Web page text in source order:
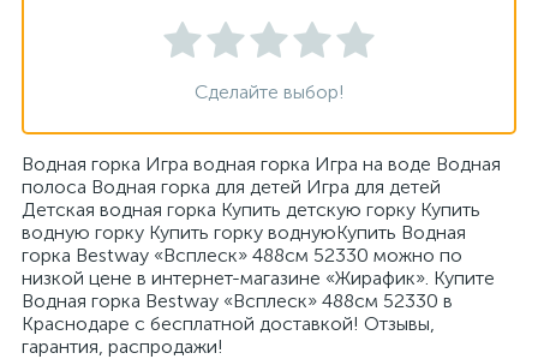
Сделайте выбор!
Водная горка Игра водная горка Игра на воде Водная
полоса Водная горка для детей Игра для детей
Детская водная горка Купить детскую горку Купить
водную горку Купить горку воднуюКупить Водная
горка Bestway «Всплеск» 488см 52330 можно по
низкой цене в интернет-магазине «Жирафик». Купите
Водная горка Bestway «Всплеск» 488см 52330 в
Краснодаре с бесплатной доставкой! Отзывы,
гарантия, распродажи!